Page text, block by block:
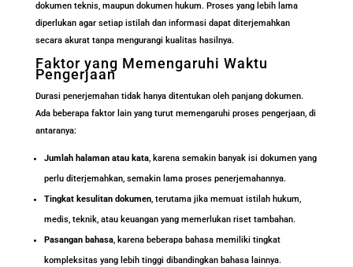
dokumen teknis, maupun dokumen hukum. Proses yang lebih lama
diperlukan agar setiap istilah dan informasi dapat diterjemahkan
secara akurat tanpa mengurangi kualitas hasilnya.
Faktor yang Memengaruhi Waktu
Pengerjaan
Durasi penerjemahan tidak hanya ditentukan oleh panjang dokumen.
Ada beberapa faktor lain yang turut memengaruhi proses pengerjaan, di
antaranya:
Jumlah halaman atau kata, karena semakin banyak isi dokumen yang
perlu diterjemahkan, semakin lama proses penerjemahannya.
Tingkat kesulitan dokumen, terutama jika memuat istilah hukum,
medis, teknik, atau keuangan yang memerlukan riset tambahan.
Pasangan bahasa, karena beberapa bahasa memiliki tingkat
kompleksitas yang lebih tinggi dibandingkan bahasa lainnya.